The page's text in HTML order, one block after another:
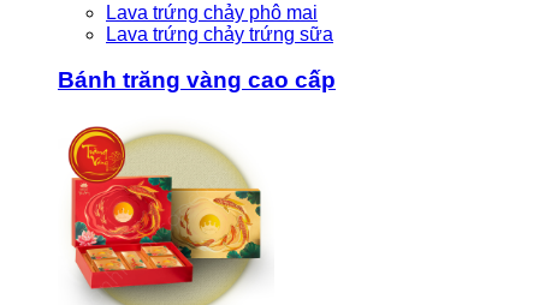
Lava trứng chảy phô mai
Lava trứng chảy trứng sữa
Bánh trăng vàng cao cấp